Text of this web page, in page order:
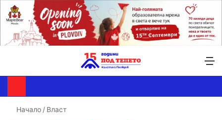
Начало / Власт